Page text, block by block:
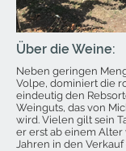
Über die Weine:
Neben geringen
Volpe, dominiert die
eindeutig den
Weinguts, das von
wird. Vielen gilt sein
er erst ab einem
Jahren in den Verkauf